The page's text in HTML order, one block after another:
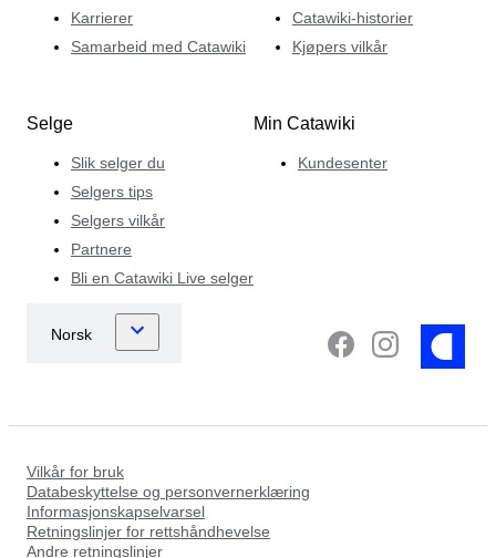
Karrierer
Samarbeid med Catawiki
Catawiki-historier
Kjøpers vilkår
Selge
Slik selger du
Selgers tips
Selgers vilkår
Partnere
Bli en Catawiki Live selger
Min Catawiki
Kundesenter
Vilkår for bruk
Databeskyttelse og personvernerklæring
Informasjonskapselvarsel
Retningslinjer for rettshåndhevelse
Andre retningslinjer